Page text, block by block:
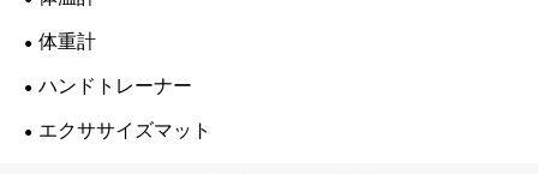
体重計
ハンドトレーナー
エクササイズマット